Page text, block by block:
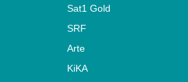
Sat1 Gold
SRF
Arte
KiKA